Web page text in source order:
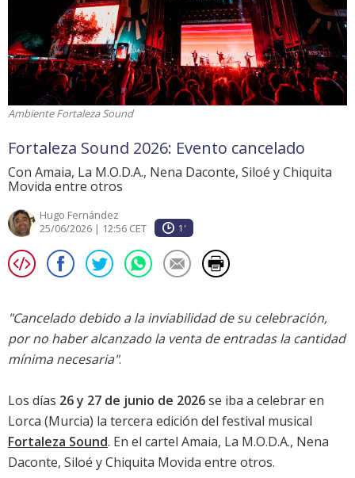
Ambiente Fortaleza Sound
Fortaleza Sound 2026: Evento cancelado
Con Amaia, La M.O.D.A., Nena Daconte, Siloé y Chiquita
Movida entre otros
Hugo Fernández
25/06/2026 | 12:56 CET
1'
"Cancelado debido a la inviabilidad de su celebración,
por no haber alcanzado la venta de entradas la cantidad
mínima necesaria".
Los días 26 y 27 de junio de 2026se iba a celebrar en
Lorca (Murcia) la tercera edición del festival musical
Fortaleza Sound. En el cartel Amaia, La M.O.D.A., Nena
Daconte, Siloé y Chiquita Movida entre otros.